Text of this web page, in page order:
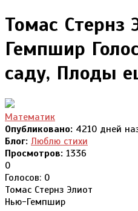
Томас Стернз
Гемпшир
саду, Плоды
Математик
Опубликовано: 4210 дней
Блог: Люблю стихи
Просмотров: 1336
0
Голосов: 0
Томас Стернз Элиот
Нью-Гемпшир